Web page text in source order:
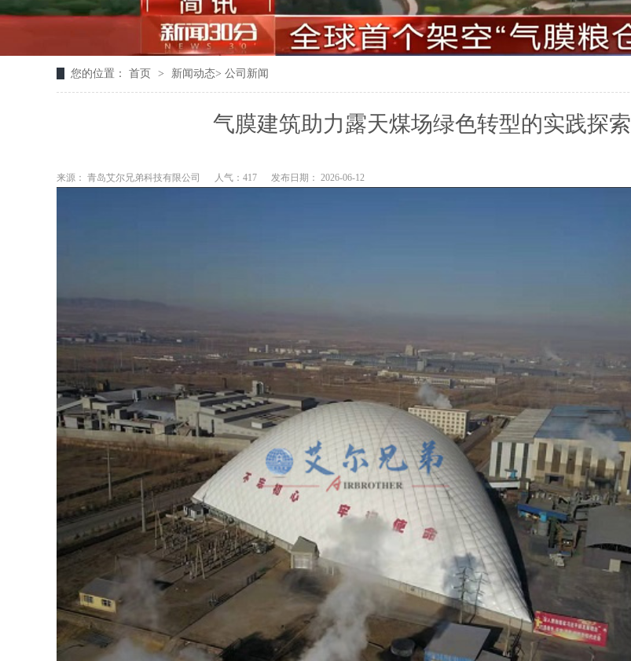
您的位置： 首页 > 新闻动态> 公司新闻
气膜建筑助力露天煤场绿色转型的实践探索
来源： 青岛艾尔兄弟科技有限公司 人气：417 发布日期： 2026-06-12